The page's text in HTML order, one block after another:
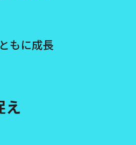
もに成長
え